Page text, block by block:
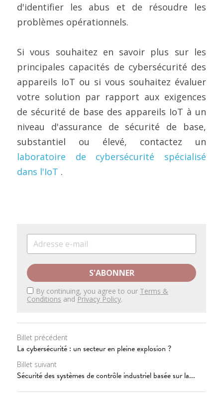
d'identifier les abus et de résoudre les
problèmes opérationnels.
Si vous souhaitez en savoir plus sur les
principales capacités de cybersécurité des
appareils IoT ou si vous souhaitez évaluer
votre solution par rapport aux exigences
de sécurité de base des appareils IoT à un
niveau d'assurance de sécurité de base,
laboratoire de cybersécurité spécialisé
dans l'IoT .
S'ABONNER
By continuing, you agree to our Terms &
Conditions andPrivacy Policy.
Billet précédent
La cybersécurité : un secteur en pleine explosion ?
Billet suivant
Sécurité des systèmes de contrôle industriel basée sur la...